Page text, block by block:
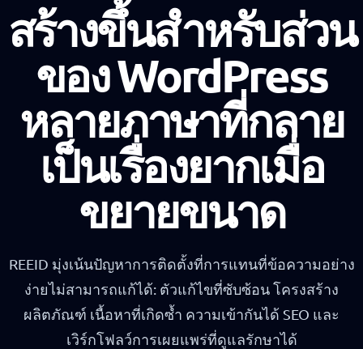
สร้างขึ้นสำหรับส่วน
ของ WordPress
หลายภาษาที่กลาย
เป็นเรื่องยากเมื่อ
ขยายขนาด
REEID มุ่งเน้นปัญหาการติดตั้งที่การแทนที่ข้อความอย่าง
ง่ายไม่สามารถแก้ได้: ตัวแก้ไขที่ซับซ้อน โครงสร้าง
ผลิตภัณฑ์ เนื้อหาที่เกิดซ้ำ ความเข้ากันได้ SEO และ
เวิร์กโฟลว์การเผยแพร่ที่ดูแลรักษาได้